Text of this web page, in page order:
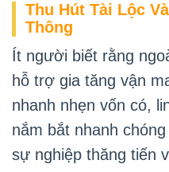
Thu Hút Tài Lộc
Thông
Ít người biết rằng
hỗ trợ gia tăng vận
nhanh nhẹn vốn có,
nắm bắt nhanh
sự nghiệp thăng tiến